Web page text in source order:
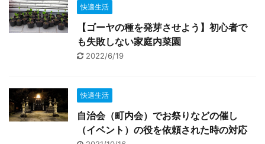
快適生活
【ゴーヤの種を発芽させよう】初心者で
も失敗しない家庭内菜園
2022/6/19
快適生活
自治会（町内会）でお祭りなどの催し
（イベント）の役を依頼された時の対応